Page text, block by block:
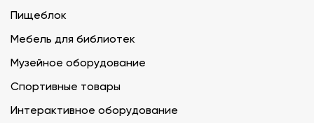
Пищеблок
Мебель для библиотек
Музейное оборудование
Спортивные товары
Интерактивное оборудование